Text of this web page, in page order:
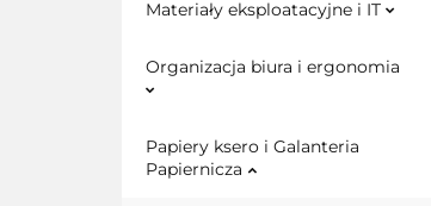
Materiały eksploatacyjne i IT
Organizacja biura i ergonomia
Papiery ksero i Galanteria
Papiernicza